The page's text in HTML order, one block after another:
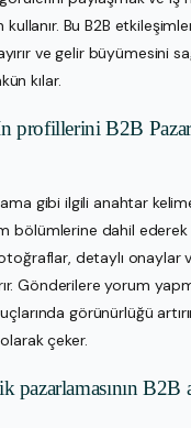
Bu B2B
ve gelir büyümesini
kılar.
profillerini B2B
gibi ilgili anahtar
bölümlerine dahil
detaylı onaylar
Gönderilere yorum
görünürlüğü
çeker.
pazarlamasının B2B